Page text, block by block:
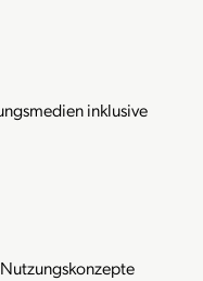
inklusive